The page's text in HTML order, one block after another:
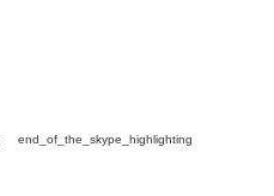
end_of_the_skype_highlighting